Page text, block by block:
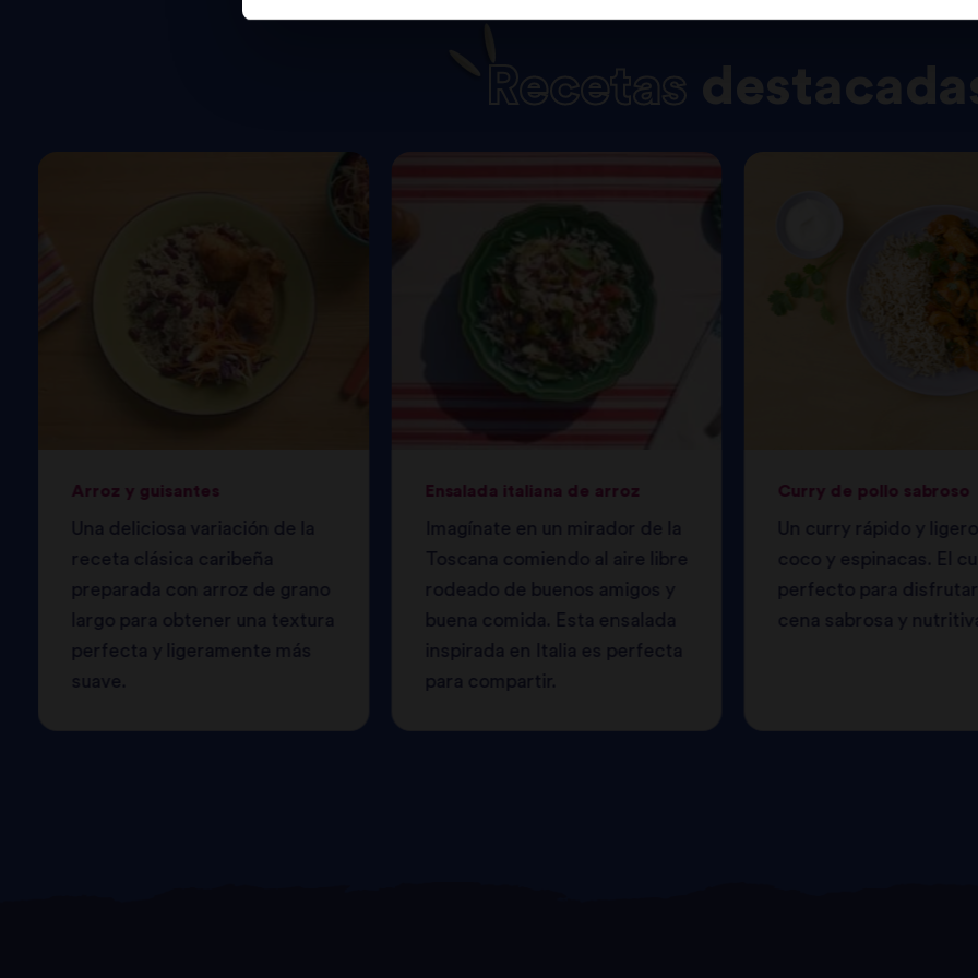
Recetas
Arroz y guisantes
Una deliciosa variación de la
receta clásica caribeña
preparada con arroz de grano
largo para obtener una textura
perfecta y ligeramente más
suave.
Ensalada italiana de arroz
Imagínate en un mirador de la
Toscana comiendo al aire libre
rodeado de buenos amigos y
buena comida. Esta ensalada
inspirada en Italia es perfecta
para compartir.
Curry de pollo sabroso
Un curry rápido y
coco y espinacas. El
perfecto para
cena sabrosa y